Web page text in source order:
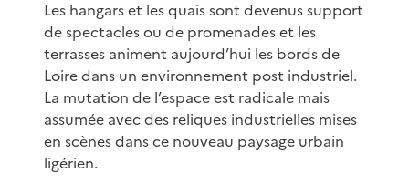
Les hangars et les quais sont devenus support
de spectacles ou de promenades et les
terrasses animent aujourd’hui les bords de
Loire dans un environnement post industriel.
La mutation de l’espace est radicale mais
assumée avec des reliques industrielles mises
en scènes dans ce nouveau paysage urbain
ligérien.